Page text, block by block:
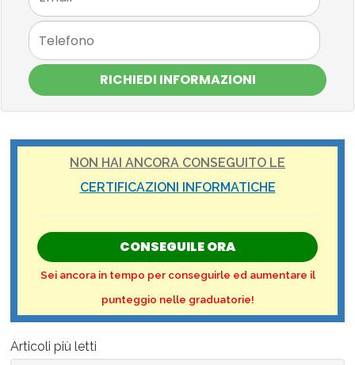
RICHIEDI INFORMAZIONI
NON HAI ANCORA CONSEGUITO LE
CERTIFICAZIONI INFORMATICHE
CONSEGUILE ORA
Sei ancora in tempo per conseguirle ed aumentare il
punteggio nelle graduatorie!
Articoli più letti